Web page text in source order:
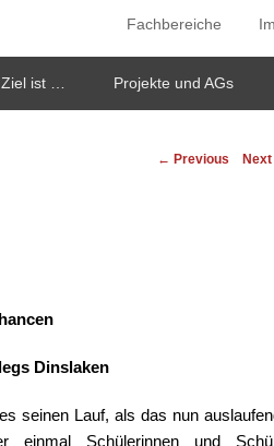
Fachbereiche
ist … Projekte und AGs
Post
← Previous Next
Dinslaken
seinen Lauf, als das nun
einmal Schülerinnen und